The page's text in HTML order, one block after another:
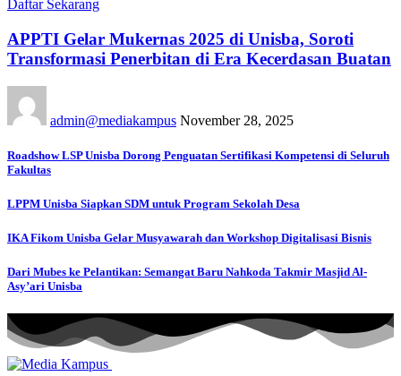
Daftar Sekarang
APPTI Gelar Mukernas 2025 di Unisba, Soroti
Transformasi Penerbitan di Era Kecerdasan Buatan
admin@mediakampus November 28, 2025
Roadshow LSP Unisba Dorong Penguatan Sertifikasi Kompetensi di Seluruh
Fakultas
LPPM Unisba Siapkan SDM untuk Program Sekolah Desa
IKA Fikom Unisba Gelar Musyawarah dan Workshop Digitalisasi Bisnis
Dari Mubes ke Pelantikan: Semangat Baru Nahkoda Takmir Masjid Al-
Asy’ari Unisba